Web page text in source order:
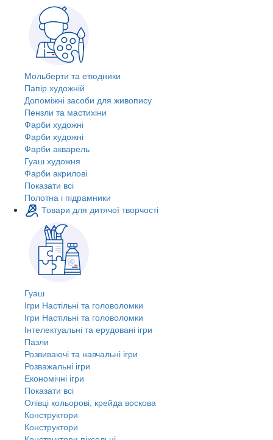
Мольберти та етюдники
Папір художній
Допоміжні засоби для живопису
Пензли та мастихіни
Фарби художні
Фарби художні
Фарби акварель
Гуаш художня
Фарби акрилові
Показати всі
Полотна і підрамники
Товари для дитячої творчості
Гуаш
Ігри Настільні та головоломки
Ігри Настільні та головоломки
Інтелектуальні та ерудовані ігри
Пазли
Розвиваючі та навчальні ігри
Розважальні ігри
Економічні ігри
Показати всі
Олівці кольорові, крейда воскова
Конструктори
Конструктори